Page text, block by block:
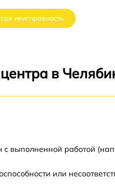
неисправность
в
выполненной работой
или